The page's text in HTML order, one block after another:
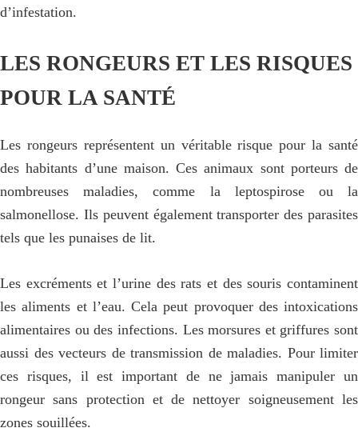
d’infestation.
LES RONGEURS ET LES RISQUES
POUR LA SANTÉ
Les rongeurs représentent un véritable risque pour la santé
des habitants d’une maison. Ces animaux sont porteurs de
nombreuses maladies, comme la leptospirose ou la
salmonellose. Ils peuvent également transporter des parasites
tels que les punaises de lit.
Les excréments et l’urine des rats et des souris contaminent
les aliments et l’eau. Cela peut provoquer des intoxications
alimentaires ou des infections. Les morsures et griffures sont
aussi des vecteurs de transmission de maladies. Pour limiter
ces risques, il est important de ne jamais manipuler un
rongeur sans protection et de nettoyer soigneusement les
zones souillées.